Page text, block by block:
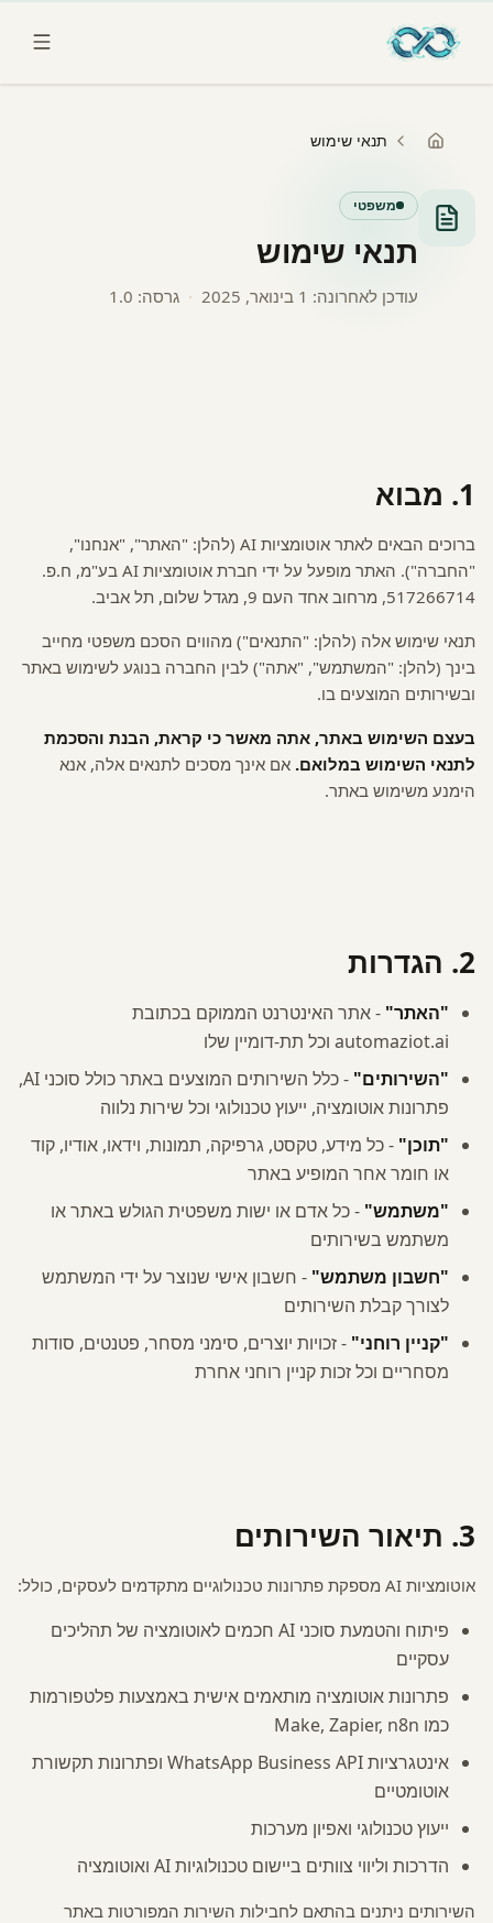
תנאי שימוש
משפטי
תנאי שימוש
עודכן לאחרונה: 1 בינואר, 2025 · גרסה: 1.0
1. מבוא
ברוכים הבאים לאתר אוטומציות AI (להלן: "האתר", "אנחנו",
"החברה"). האתר מופעל על ידי חברת אוטומציות AI בע"מ, ח.פ.
517266714, מרחוב אחד העם 9, מגדל שלום, תל אביב.
תנאי שימוש אלה (להלן: "התנאים") מהווים הסכם משפטי מחייב
בינך (להלן: "המשתמש", "אתה") לבין החברה בנוגע לשימוש באתר
ובשירותים המוצעים בו.
בעצם השימוש באתר, אתה מאשר כי קראת, הבנת והסכמת
לתנאי השימוש במלואם. אם אינך מסכים לתנאים אלה, אנא
הימנע משימוש באתר.
2. הגדרות
"האתר" -אתר האינטרנט הממוקם בכתובת
automaziot.ai וכל תת-דומיין שלו
"השירותים" -
כלל השירותים המוצעים באתר כולל סוכני AI,
פתרונות אוטומציה, ייעוץ טכנולוגי וכל שירות נלווה
"תוכן" -כל מידע, טקסט, גרפיקה, תמונות, וידאו, אודיו, קוד
או חומר אחר המופיע באתר
"משתמש" -כל אדם או ישות משפטית הגולש באתר או
משתמש בשירותים
"חשבון משתמש" - חשבון אישי שנוצר על ידי המשתמש
לצורך קבלת השירותים
"קניין רוחני" -זכויות יוצרים, סימני מסחר, פטנטים, סודות
מסחריים וכל זכות קניין רוחני אחרת
3. תיאור השירותים
אוטומציות AI מספקת פתרונות טכנולוגיים מתקדמים לעסקים, כולל:
פיתוח והטמעת סוכני AI חכמים לאוטומציה של תהליכים
עסקיים
פתרונות אוטומציה מותאמים אישית באמצעות פלטפורמות
כמו Make, Zapier, n8n
אינטגרציות WhatsApp Business API ופתרונות תקשורת
אוטומטיים
ייעוץ טכנולוגי ואפיון מערכות
הדרכות וליווי צוותים ביישום טכנולוגיות AI ואוטומציה
השירותים ניתנים בהתאם לחבילות השירות המפורטות באתר